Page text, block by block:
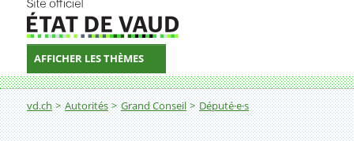
AFFICHER LES THÈMES
Fil d'Ariane
vd.ch Autorités Grand Conseil Député·e·s